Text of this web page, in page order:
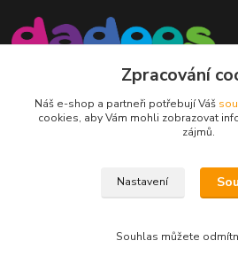
Mgr. Darina Janoušková
Dadoos 2025
Zpracování
Náš e-shop a partneři potřebují Váš
cookies, aby Vám mohli zobrazovat
zájmů.
Nastavení
Souhlas můžete